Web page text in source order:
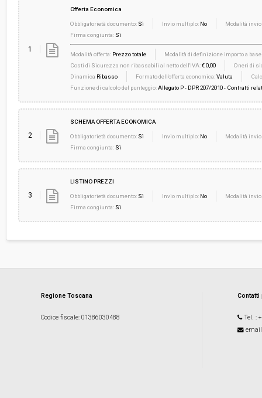
1
Offerta Economica
Obbligatorietà documento: Sì Invio multiplo: No
Modalità
Firma congiunta: Sì
Modalità offerta: Prezzo totale
Modalità di definizione importo a base
Costi di Sicurezza non ribassabili al netto dell'IVA:€ 0,00
Oneri di
Dinamica Ribasso Formato dell'offerta economica:Valuta
Funzione di calcolo del punteggio:Allegato P - DPR 207/2010 - Contratti
2
SCHEMA OFFERTA ECONOMICA
Obbligatorietà documento: Sì Invio multiplo: No
Modalità
Firma congiunta: Sì
3
LISTINO PREZZI
Obbligatorietà documento: Sì Invio multiplo: No
Modalità
Firma congiunta: Sì
Regione Toscana
Codice fiscale: 01386030488 Tel. :
email